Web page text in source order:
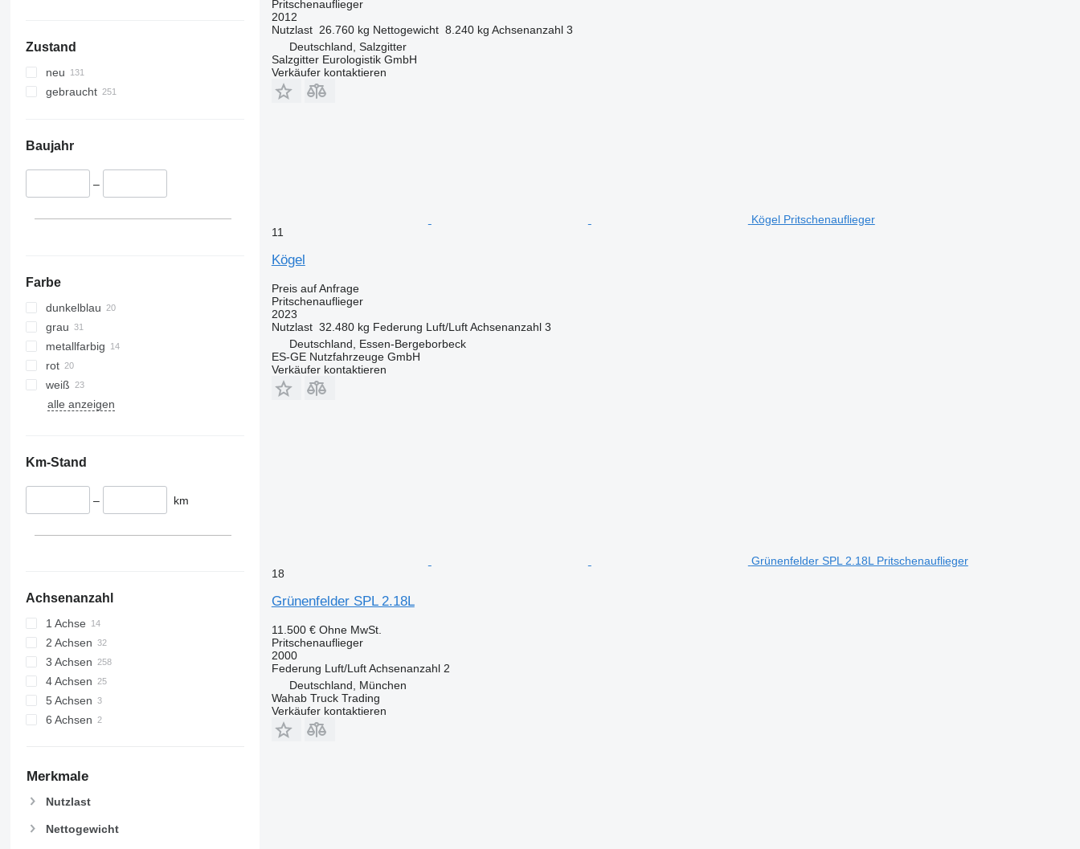
Zustand
neu
gebraucht
Baujahr
–
Farbe
dunkelblau
grau
metallfarbig
rot
weiß
alle anzeigen
Km-Stand
– km
Achsenanzahl
1 Achse
2 Achsen
3 Achsen
4 Achsen
5 Achsen
6 Achsen
Merkmale
Nutzlast
Nettogewicht
Pritschenauflieger
2012
Nutzlast 26.760 kg Nettogewicht 8.240 kg Achsenanzahl 3
Deutschland, Salzgitter
Salzgitter Eurologistik GmbH
Verkäufer kontaktieren
Kögel Pritschenauflieger
11
Kögel
Preis auf Anfrage
Pritschenauflieger
2023
Nutzlast 32.480 kg Federung Luft/Luft Achsenanzahl 3
Deutschland, Essen-Bergeborbeck
ES-GE Nutzfahrzeuge GmbH
Verkäufer kontaktieren
Grünenfelder SPL 2.18L Pritschenauflieger
18
Grünenfelder SPL 2.18L
11.500 € Ohne MwSt.
Pritschenauflieger
2000
Federung Luft/Luft Achsenanzahl 2
Deutschland, München
Wahab Truck Trading
Verkäufer kontaktieren